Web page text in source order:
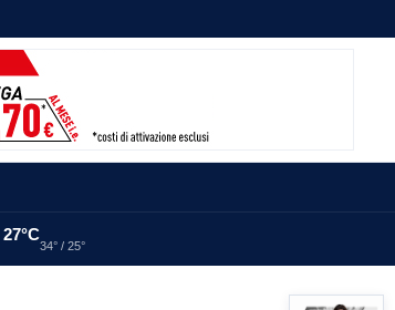
27°C
34° / 25°